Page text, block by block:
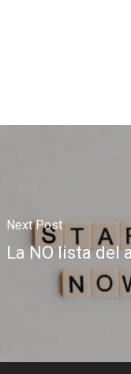
Next Post
La NO lista del